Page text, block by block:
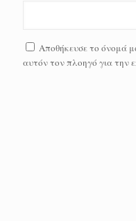
Αποθήκευσε το όνομά
αυτόν τον πλοηγό για την